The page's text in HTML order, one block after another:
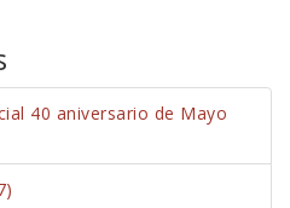
40 aniversario de Mayo